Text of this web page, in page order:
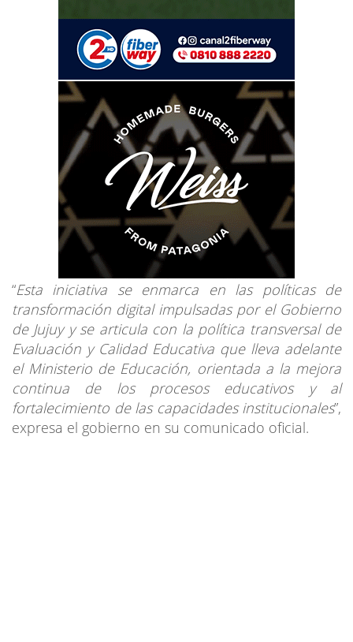
“Esta iniciativa se enmarca en las políticas de
transformación digital impulsadas por el Gobierno
de Jujuy y se articula con la política transversal de
Evaluación y Calidad Educativa que lleva adelante
el Ministerio de Educación, orientada a la mejora
continua de los procesos educativos y al
fortalecimiento de las capacidades institucionales”,
expresa el gobierno en su comunicado oficial.